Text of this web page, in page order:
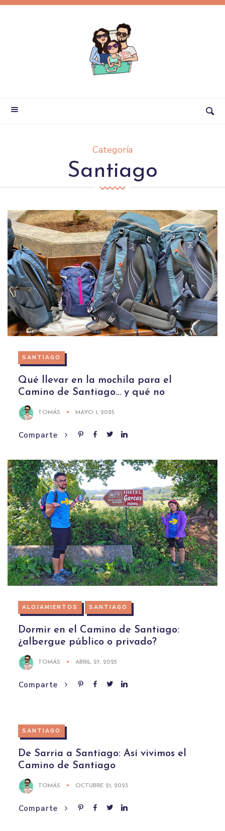
Categoría
Santiago
SANTIAGO
Qué llevar en la mochila para el
Camino de Santiago… y qué no
TOMÁS MAYO 1, 2025
Comparte
ALOJAMIENTOS SANTIAGO
Dormir en el Camino de Santiago:
¿albergue público o privado?
TOMÁS ABRIL 27, 2025
Comparte
SANTIAGO
De Sarria a Santiago: Así vivimos el
Camino de Santiago
TOMÁS OCTUBRE 21, 2023
Comparte